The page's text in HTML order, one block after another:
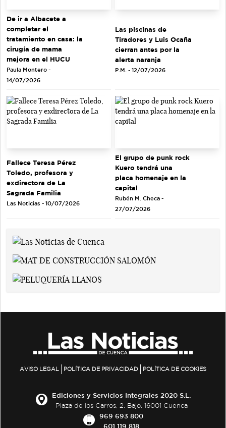
De ir a Albacete a
completar el
tratamiento en casa: la
cirugía de mama
mejora en el HUCU
Paula Montero -
14/07/2026
Las piscinas de
Tiradores y Luis Ocaña
cierran antes por la
alerta naranja
P.M. - 12/07/2026
Fallece Teresa Pérez
Toledo, profesora y
exdirectora de La
Sagrada Familia
Las Noticias - 10/07/2026
El grupo de punk rock
Kuero tendrá una
placa homenaje en la
capital
Rubén M. Checa -
27/07/2026
AVISO LEGAL POLÍTICA DE PRIVACIDAD POLÍTICA DE COOKIES
Ediciones y Servicios Integrales 2020 S.L.
Plaza de los Carros, 2. Bajo. 16001 Cuenca
969 693 800
601 119 818